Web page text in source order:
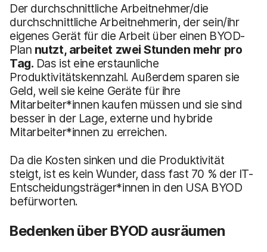
Der durchschnittliche Arbeitnehmer/die
durchschnittliche Arbeitnehmerin, der sein/ihr
eigenes Gerät für die Arbeit über einen BYOD-
Plan nutzt, arbeitet zwei Stunden mehr pro
Tag. Das ist eine erstaunliche
Produktivitätskennzahl. Außerdem sparen sie
Geld, weil sie keine Geräte für ihre
Mitarbeiter*innen kaufen müssen und sie sind
besser in der Lage, externe und hybride
Mitarbeiter*innen zu erreichen.
Da die Kosten sinken und die Produktivität
steigt, ist es kein Wunder, dass fast 70 % der IT-
Entscheidungsträger*innen in den USA BYOD
befürworten.
Bedenken über BYOD ausräumen